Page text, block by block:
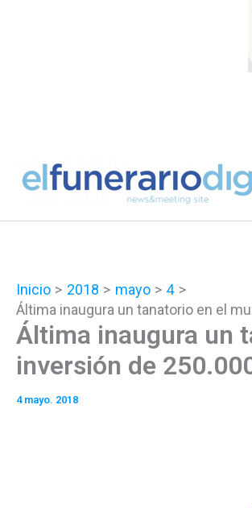
Inicio 2018 mayo
4
Áltima inaugura un tanatorio en el
Áltima inaugura un
inversión de
4 mayo. 2018